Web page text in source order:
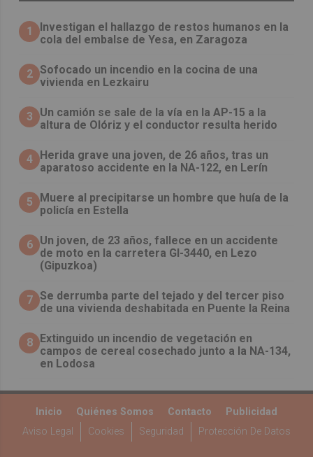
1
Investigan el hallazgo de restos humanos en la
cola del embalse de Yesa, en Zaragoza
2 Sofocado un incendio en la cocina de una
vivienda en Lezkairu
3
Un camión se sale de la vía en la AP-15 a la
altura de Olóriz y el conductor resulta herido
4
Herida grave una joven, de 26 años, tras un
aparatoso accidente en la NA-122, en Lerín
5
Muere al precipitarse un hombre que huía de la
policía en Estella
6 Un joven, de 23 años, fallece en un accidente
de moto en la carretera GI-3440, en Lezo
(Gipuzkoa)
7 Se derrumba parte del tejado y del tercer piso
de una vivienda deshabitada en Puente la Reina
8
Extinguido un incendio de vegetación en
campos de cereal cosechado junto a la NA-134,
en Lodosa
Inicio Quiénes Somos Contacto
Publicidad
Aviso Legal
Cookies Seguridad Protección De Datos